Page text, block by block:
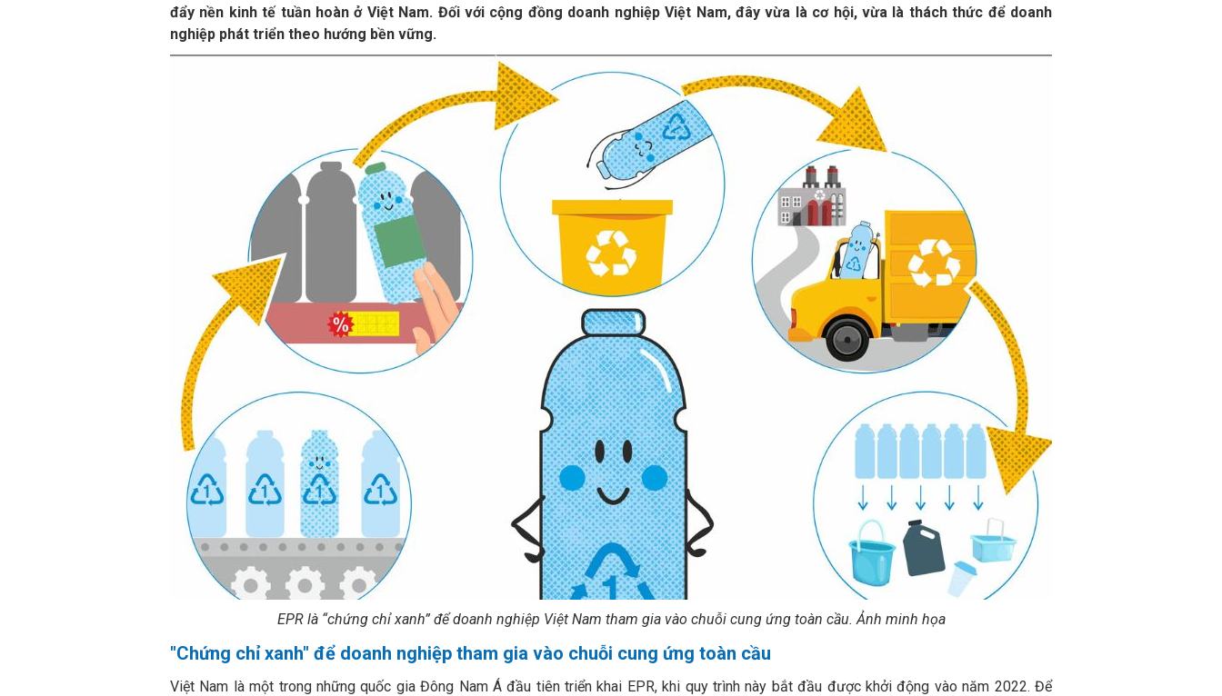
đẩy nền kinh tế tuần hoàn ở Việt Nam. Đối với cộng đồng doanh nghiệp Việt Nam, đây vừa là cơ hội, vừa là thách thức để doanh
nghiệp phát triển theo hướng bền vững.
EPR là “chứng chỉ xanh” để doanh nghiệp Việt Nam tham gia vào chuỗi cung ứng toàn cầu. Ảnh minh họa
"Chứng chỉ xanh" để doanh nghiệp tham gia vào chuỗi cung ứng toàn cầu
Việt Nam là một trong những quốc gia Đông Nam Á đầu tiên triển khai EPR, khi quy trình này bắt đầu được khởi động vào năm 2022. Để